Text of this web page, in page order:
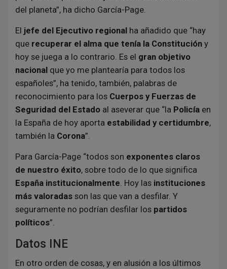
del planeta”, ha dicho García-Page.
El jefe del Ejecutivo regional ha añadido que “hay
que recuperar el alma que tenía la Constitución y
hoy se juega a lo contrario. Es el gran objetivo
nacional que yo me plantearía para todos los
españoles”, ha tenido, también, palabras de
reconocimiento para los Cuerpos y Fuerzas de
Seguridad del Estado al aseverar que “la Policía en
la España de hoy aporta estabilidad y certidumbre,
también la Corona”.
Para García-Page “todos son exponentes claros
de nuestro éxito, sobre todo de lo que significa
España institucionalmente. Hoy las instituciones
más valoradas son las que van a desfilar. Y
seguramente no podrían desfilar los partidos
políticos”.
Datos INE
En otro orden de cosas, y en alusión a los últimos